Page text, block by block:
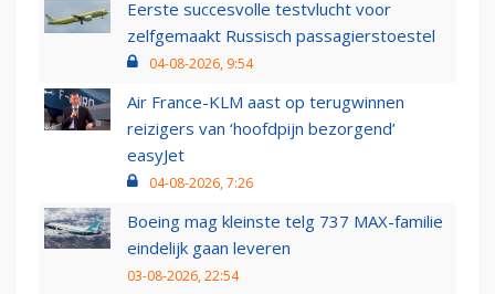
Eerste succesvolle testvlucht voor
zelfgemaakt Russisch passagierstoestel
04-08-2026, 9:54
Air France-KLM aast op terugwinnen
reizigers van ‘hoofdpijn bezorgend’
easyJet
04-08-2026, 7:26
Boeing mag kleinste telg 737 MAX-familie
eindelijk gaan leveren
03-08-2026, 22:54